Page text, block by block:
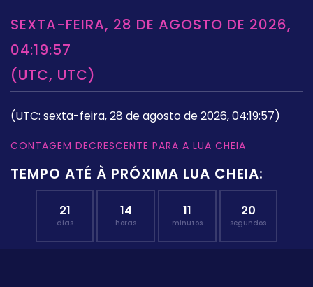
SEXTA-FEIRA, 28 DE AGOSTO DE 2026,
04:19:57
(UTC, UTC)
(UTC: sexta-feira, 28 de agosto de 2026, 04:19:57)
CONTAGEM DECRESCENTE PARA A LUA CHEIA
TEMPO ATÉ À PRÓXIMA LUA CHEIA:
21
dias
14
horas
11
minutos
19
segundos